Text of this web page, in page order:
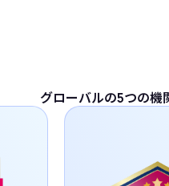
グローバルの5つの機